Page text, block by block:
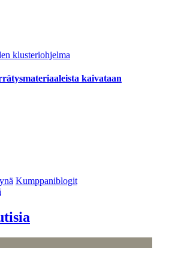
klusteriohjelma
kaivataan
Kumppaniblogit